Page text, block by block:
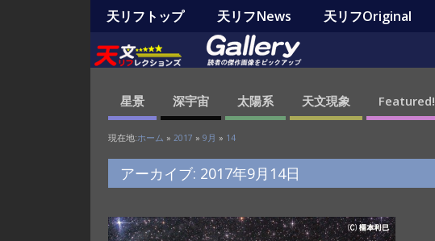
天リフトップ 天リフNews 天リフOriginal
星景 深宇宙 太陽系 天文現象 Featured!
現在地:ホーム » 2017 »9月 » 14
アーカイブ: 2017年9月14日